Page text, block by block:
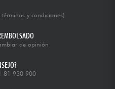
términos y condiciones)
de opinión
81 930 900